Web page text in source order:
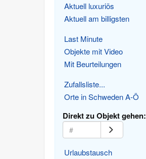
Aktuell luxuriös
Aktuell am billigsten
Last Minute
Objekte mit Video
Mit Beurteilungen
Zufallsliste...
Orte in Schweden A-Ö
Direkt zu Objekt gehen:
Urlaubstausch